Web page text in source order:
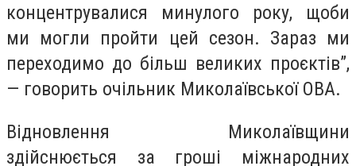
концентрувалися минулого року, щоби
ми могли пройти цей сезон. Зараз ми
переходимо до більш великих проєктів”,
— говорить очільник Миколаївської ОВА.
Відновлення Миколаївщини
здійснюється за гроші міжнародних